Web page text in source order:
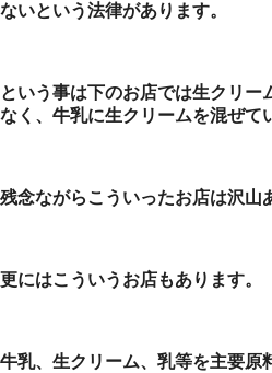
ないという法律があります。
という事は下のお店では生クリー
なく、牛乳に生クリームを混ぜて
残念ながらこういったお店は沢山
更にはこういうお店もあります。
牛乳、生クリーム、乳等を主要原